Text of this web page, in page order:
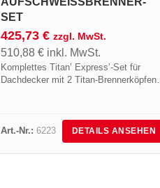
ET
425,73 € zzgl. MwSt.
510,88 € inkl. MwSt.
Komplettes Titan’ Express’-Set für
Dachdecker mit 2 Titan-Brennerköpfen
Art.-Nr.: 6223 DETAILS ANSEHEN